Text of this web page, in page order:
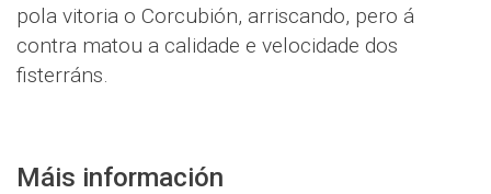
pola vitoria o Corcubión, arriscando, pero á
contra matou a calidade e velocidade dos
fisterráns.
Máis información